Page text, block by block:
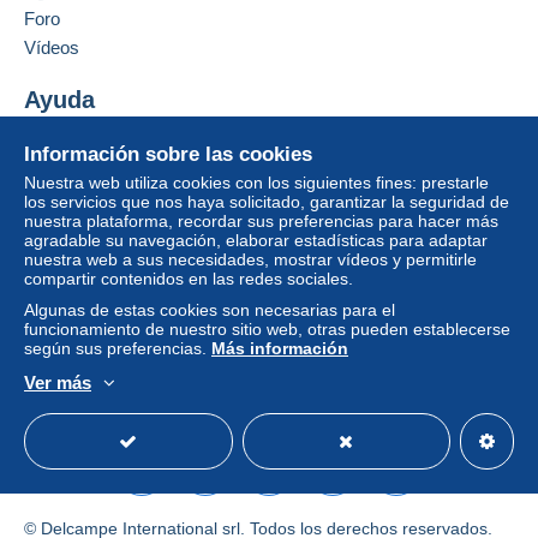
cláusulas relativas al pago, estas se considerarán
nulas. Las condiciones de pago de la página web
Delcampe, tal y como se definen en las
Las compras deben pagarse en un plazo de14
díasa partir de la recepción de la declaración final
del vendedor.
Frais de port = Tarifs de La Poste LE MOINS CHER :
Lettre Verte.
Condiciones particulares:
Información sobre las cookies
Nuestra web utiliza cookies con los siguientes fines: prestarle
los servicios que nos haya solicitado, garantizar la seguridad de
nuestra plataforma, recordar sus preferencias para hacer más
agradable su navegación, elaborar estadísticas para adaptar
nuestra web a sus necesidades, mostrar vídeos y permitirle
compartir contenidos en las redes sociales.
Algunas de estas cookies son necesarias para el
funcionamiento de nuestro sitio web, otras pueden establecerse
según sus preferencias. Más información
Ver más
Foro
Vídeos
Ayuda
Comprar en Delcampe
Vender en Delcampe
Una página securizada
© Delcampe International srl. Todos los derechos reservados.